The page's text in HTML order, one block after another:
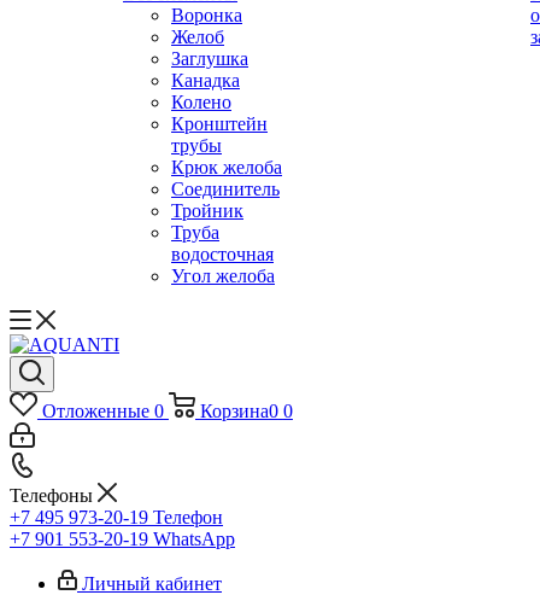
Воронка
Желоб
Заглушка
Канадка
Колено
Кронштейн
трубы
Крюк желоба
Соединитель
Тройник
Труба
водосточная
Угол желоба
Отложенные 0 Корзина0 0
Телефоны
+7 495 973-20-19 Телефон
+7 901 553-20-19 WhatsApp
Личный кабинет